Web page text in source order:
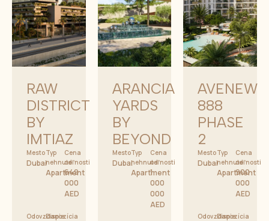
RAW
DISTRICT
BY
IMTIAZ
Mesto
Dubai
Typ
nehnuteľnosti
Apartment
Cena
od
649
000
AED
Odovzdanie
Dispozícia
ARANCIA
YARDS
BY
BEYOND
Mesto
Dubai
Typ
nehnuteľnosti
Apartment
Cena
od
1
000
000
AED
AVENEW
888
PHASE
2
Mesto
Dubai
Typ
nehnuteľnosti
Apartment
Cena
od
900
000
AED
Odovzdanie
Dispozícia